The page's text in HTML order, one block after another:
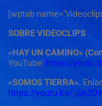
[wptab
SOBRE VIDEOCLIPS
«HAY UN CAMINO»
YouTube: https://
«SOMOS TIERRA».
https://youtu.be/